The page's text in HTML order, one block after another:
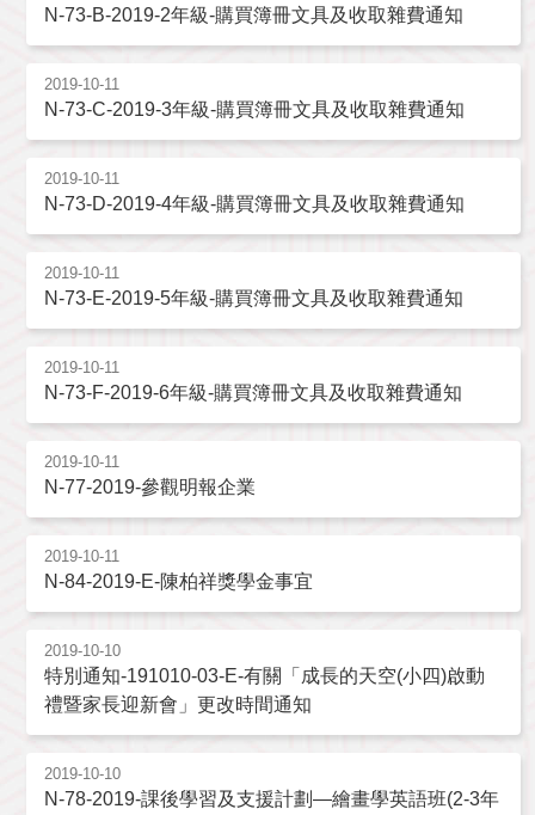
N-73-B-2019-2年級-購買簿冊文具及收取雜費通知
2019-10-11
N-73-C-2019-3年級-購買簿冊文具及收取雜費通知
2019-10-11
N-73-D-2019-4年級-購買簿冊文具及收取雜費通知
2019-10-11
N-73-E-2019-5年級-購買簿冊文具及收取雜費通知
2019-10-11
N-73-F-2019-6年級-購買簿冊文具及收取雜費通知
2019-10-11
N-77-2019-參觀明報企業
2019-10-11
N-84-2019-E-陳柏祥獎學金事宜
2019-10-10
特別通知-191010-03-E-有關「成長的天空(小四)啟動
禮暨家長迎新會」更改時間通知
2019-10-10
N-78-2019-課後學習及支援計劃—繪畫學英語班(2-3年